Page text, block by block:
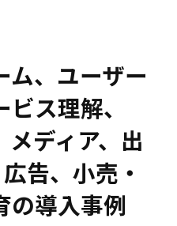
ム、ユーザー
ス理解、
メディア、出
告、小売・
の導入事例